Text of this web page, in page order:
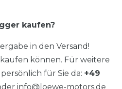
kaufen?
in den Versand!
können. Für weitere
für Sie da: +49
info@loewe-motors.de